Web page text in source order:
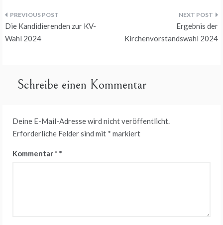
Beitragsnavigation
Die Kandidierenden zur KV-
Wahl 2024
Ergebnis der
Kirchenvorstandswahl 2024
Schreibe einen Kommentar
Deine E-Mail-Adresse wird nicht veröffentlicht.
Erforderliche Felder sind mit * markiert
Kommentar*